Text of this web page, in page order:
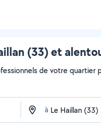
(33) et
de votre
à